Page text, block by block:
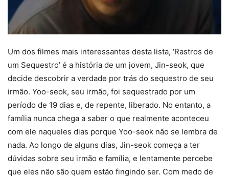
Um dos filmes mais interessantes desta lista, ‘Rastros de
um Sequestro’ é a história de um jovem, Jin-seok, que
decide descobrir a verdade por trás do sequestro de seu
irmão. Yoo-seok, seu irmão, foi sequestrado por um
período de 19 dias e, de repente, liberado. No entanto, a
família nunca chega a saber o que realmente aconteceu
com ele naqueles dias porque Yoo-seok não se lembra de
nada. Ao longo de alguns dias, Jin-seok começa a ter
dúvidas sobre seu irmão e família, e lentamente percebe
que eles não são quem estão fingindo ser. Com medo de